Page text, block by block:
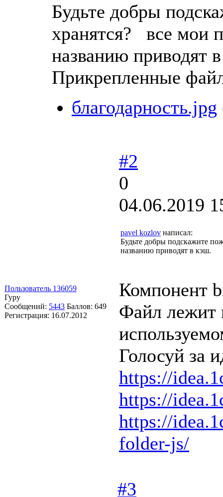
Будьте добры
хранятся? все мои
названию приводят
Прикрепленные
благодарность.jpg
Пользователь 136059
Гуру
Сообщений: 5443 Баллов: 649
Регистрация: 16.07.2012
#2
0
04.06.2019
pavel kozlov написал:
Будьте добры подскажите
названию приводят в кэш.
Компонент
Файл лежит
Голосуй за
https://
https://
https://
folder-js/
#3